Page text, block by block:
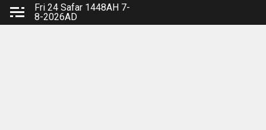
Skip
Fri 24 Safar 1448AH 7-
8-2026AD